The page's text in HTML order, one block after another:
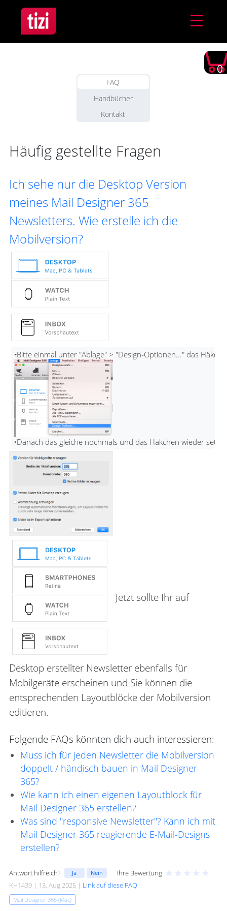
0
FAQ
Handbücher
Kontakt
Häufig gestellte Fragen
Ich sehe nur die Desktop Version
meines Mail Designer 365
Newsletters. Wie erstelle ich die
Mobilversion?
‣Danach das gleiche nochmals und das Häkchen wieder
Jetzt sollte Ihr auf
Desktop erstellter Newsletter ebenfalls für
Mobilgeräte erscheinen und Sie können die
entsprechenden Layoutblöcke der Mobilversion
editieren.
Folgende FAQs könnten dich auch interessieren:
Muss ich für jeden Newsletter die Mobilversion
doppelt / händisch bauen in Mail Designer
365?
Wie kann ich einen eigenen Layoutblock für
Mail Designer 365 erstellen?
Was sind "responsive Newsletter"? Kann ich mit
Mail Designer 365 reagierende E-Mail-Designs
erstellen?
Antwort hilfreich? Ja Nein Ihre Bewertung ★ ★ ★ ★ ★
KH1439 | 13. Aug 2025 | Link auf diese FAQ
Mail Designer 365 (Mac)